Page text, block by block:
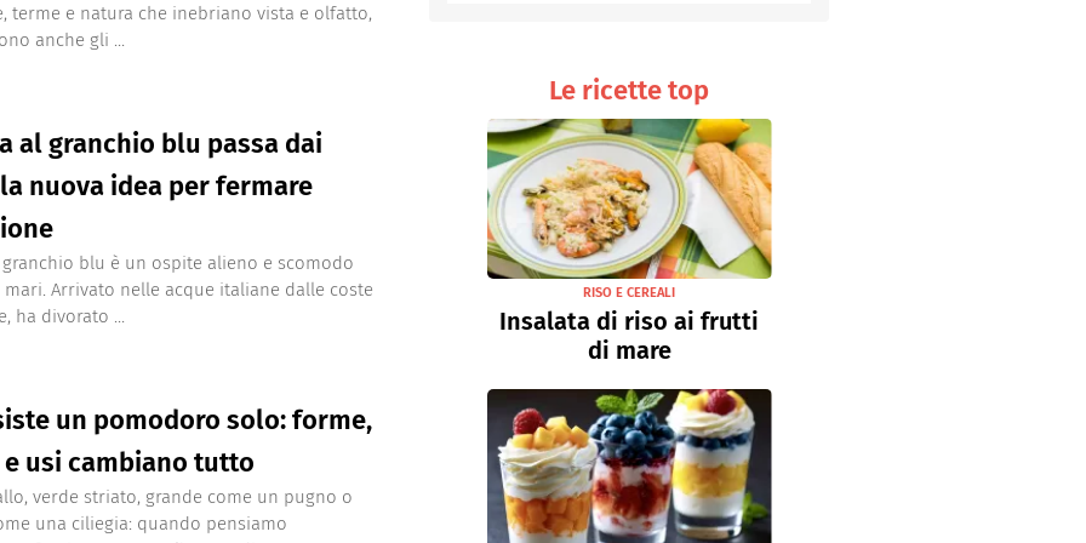
terme e natura che inebriano vista e olfatto,
anche gli ...
al granchio blu passa dai
nuova idea per fermare
blu è un ospite alieno e scomodo
Arrivato nelle acque italiane dalle coste
ha divorato ...
un pomodoro solo: forme,
usi cambiano tutto
verde striato, grande come un pugno o
una ciliegia: quando pensiamo
Le ricette top
RISO E CEREALI
Insalata di riso ai frutti
di mare